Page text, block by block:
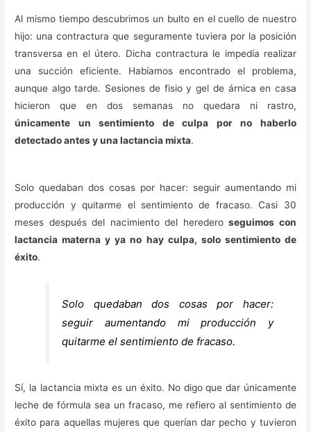
Al mismo tiempo descubrimos un bulto en el cuello de nuestro
hijo: una contractura que seguramente tuviera por la posición
transversa en el útero. Dicha contractura le impedía realizar
una succión eficiente. Habíamos encontrado el problema,
aunque algo tarde. Sesiones de fisio y gel de árnica en casa
hicieron que en dos semanas no quedara ni rastro,
únicamente un sentimiento de culpa por no haberlo
detectado antes y una lactancia mixta.
Solo quedaban dos cosas por hacer: seguir aumentando mi
producción y quitarme el sentimiento de fracaso. Casi 30
meses después del nacimiento del herederoseguimos con
lactancia materna y ya no hay culpa, solo sentimiento de
éxito.
Solo quedaban dos cosas por hacer:
seguir aumentando mi producción y
quitarme el sentimiento de fracaso.
Sí, la lactancia mixta es un éxito. No digo que dar únicamente
leche de fórmula sea un fracaso, me refiero al sentimiento de
éxito para aquellas mujeres que querían dar pecho y tuvieron